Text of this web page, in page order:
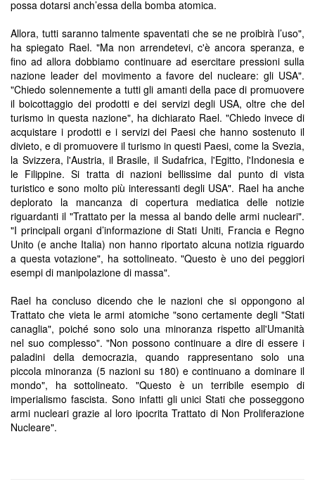
possa dotarsi anch’essa della bomba atomica.
Allora, tutti saranno talmente spaventati che se ne proibirà l’uso",
ha spiegato Rael. "Ma non arrendetevi, c'è ancora speranza, e
fino ad allora dobbiamo continuare ad esercitare pressioni sulla
nazione leader del movimento a favore del nucleare: gli USA".
"Chiedo solennemente a tutti gli amanti della pace di promuovere
il boicottaggio dei prodotti e dei servizi degli USA, oltre che del
turismo in questa nazione", ha dichiarato Rael. "Chiedo invece di
acquistare i prodotti e i servizi dei Paesi che hanno sostenuto il
divieto, e di promuovere il turismo in questi Paesi, come la Svezia,
la Svizzera, l'Austria, il Brasile, il Sudafrica, l'Egitto, l'Indonesia e
le Filippine. Si tratta di nazioni bellissime dal punto di vista
turistico e sono molto più interessanti degli USA". Rael ha anche
deplorato la mancanza di copertura mediatica delle notizie
riguardanti il "Trattato per la messa al bando delle armi nucleari".
"I principali organi d’informazione di Stati Uniti, Francia e Regno
Unito (e anche Italia) non hanno riportato alcuna notizia riguardo
a questa votazione", ha sottolineato. "Questo è uno dei peggiori
esempi di manipolazione di massa".
Rael ha concluso dicendo che le nazioni che si oppongono al
Trattato che vieta le armi atomiche "sono certamente degli "Stati
canaglia", poiché sono solo una minoranza rispetto all'Umanità
nel suo complesso". "Non possono continuare a dire di essere i
paladini della democrazia, quando rappresentano solo una
piccola minoranza (5 nazioni su 180) e continuano a dominare il
mondo", ha sottolineato. "Questo è un terribile esempio di
imperialismo fascista. Sono infatti gli unici Stati che posseggono
armi nucleari grazie al loro ipocrita Trattato di Non Proliferazione
Nucleare".